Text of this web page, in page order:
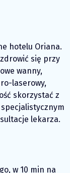
hotelu Oriana.
się przy
wanny,
laserowy,
skorzystać z
lekarza.
w 10 min na